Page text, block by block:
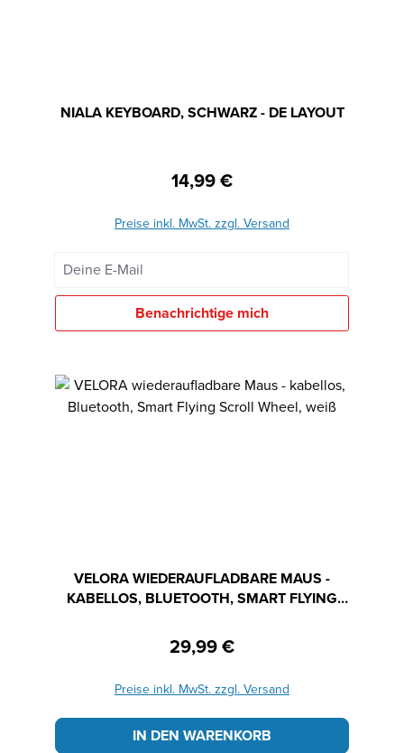
NIALA KEYBOARD, SCHWARZ - DE LAYOUT
Regulärer Preis:
14,99 €
Preise inkl. MwSt. zzgl. Versand
Deine E-Mail
Benachrichtige mich
VELORA WIEDERAUFLADBARE MAUS -
KABELLOS, BLUETOOTH, SMART FLYING
Regulärer Preis:
29,99 €
Preise inkl. MwSt. zzgl. Versand
IN DEN WARENKORB